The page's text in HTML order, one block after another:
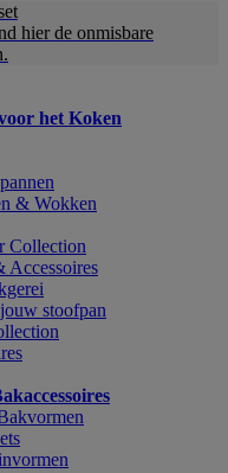
hier de onmisbare
het Koken
& Wokken
Collection
Accessoires
stoofpan